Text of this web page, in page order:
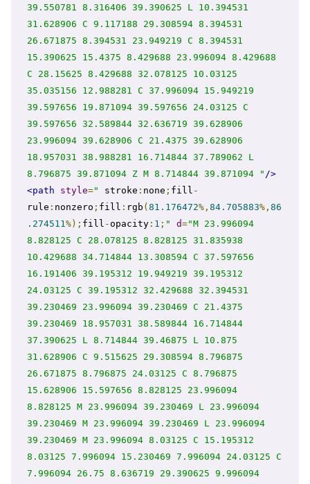
39.550781 8.316406 39.390625 L 10.394531
31.628906 C 9.117188 29.308594 8.394531
26.671875 8.394531 23.949219 C 8.394531
15.390625 15.4375 8.429688 23.996094 8.429688
C 28.15625 8.429688 32.078125 10.03125
35.035156 12.988281 C 37.996094 15.949219
39.597656 19.871094 39.597656 24.03125 C
39.597656 32.589844 32.636719 39.628906
23.996094 39.628906 C 21.4375 39.628906
18.957031 38.988281 16.714844 37.789062 L
8.796875 39.871094 Z M 8.714844 39.871094 " />
<path
style=" stroke : none ; fill -
rule : nonzero ; fill : rgb ( 81.176472%, 84.705883%, 86
.274511%); fill -opacity: 1 ; " d="M 23.996094
8.828125 C 28.078125 8.828125 31.835938
10.429688 34.714844 13.308594 C 37.597656
16.191406 39.195312 19.949219 39.195312
24.03125 C 39.195312 32.429688 32.394531
39.230469 23.996094 39.230469 C 21.4375
39.230469 18.957031 38.589844 16.714844
37.390625 L 8.714844 39.46875 L 10.875
31.628906 C 9.515625 29.308594 8.796875
26.671875 8.796875 24.03125 C 8.796875
15.628906 15.597656 8.828125 23.996094
8.828125 M 23.996094 39.230469 L 23.996094
39.230469 M 23.996094 39.230469 L 23.996094
39.230469 M 23.996094 8.03125 C 15.195312
8.03125 7.996094 15.230469 7.996094 24.03125 C
7.996094 26.75 8.636719 29.390625 9.996094